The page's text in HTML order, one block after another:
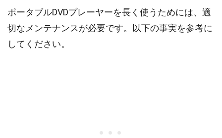
ポータブルDVDプレーヤーを長く使うためには、適
切なメンテナンスが必要です。以下の事実を参考に
してください。